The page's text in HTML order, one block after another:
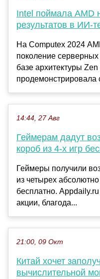
Intel поймала AMD
результатов в ИИ-
На Computex 2024
поколение
базе архитектуры
продемонстрировала
14:44, 27 Авг
Геймерам дадут
короб из 4-х игр
Геймеры получили
из четырех
бесплатно.
акции, благода...
21:00, 09 Окт
Китай хочет
вычислительной